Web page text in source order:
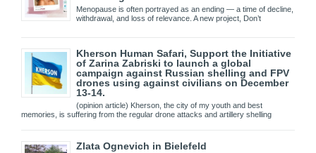
Menopause is often portrayed as an ending — a time of decline,
withdrawal, and loss of relevance. A new project, Don’t
Kherson Human Safari, Support the Initiative
of Zarina Zabriski to launch a global
campaign against Russian shelling and FPV
drones using against civilians on December
13-14.
(opinion article) Kherson, the city of my youth and best
memories, is suffering from the regular drone attacks and artillery shelling
Zlata Ognevich in Bielefeld